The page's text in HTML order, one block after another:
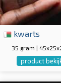
kwarts
35 gram |
product